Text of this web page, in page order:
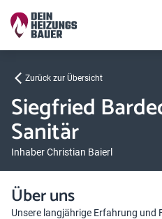
Zurück zur Übersicht
Siegfried
Sanitär
Inhaber Christian Baierl
Über uns
Unsere langjährige Erfahrung und